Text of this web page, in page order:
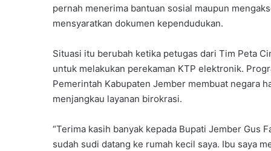
pernah menerima bantuan sosial maupun
mensyaratkan dokumen kependudukan.
Situasi itu berubah ketika petugas dari Tim Peta
untuk melakukan perekaman KTP elektronik.
Pemerintah Kabupaten Jember membuat negara
menjangkau layanan birokrasi.
“Terima kasih banyak kepada Bupati Jember Gus
sudah sudi datang ke rumah kecil saya. Ibu saya